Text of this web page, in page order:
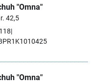
"Omna"
42,5
"Omna"